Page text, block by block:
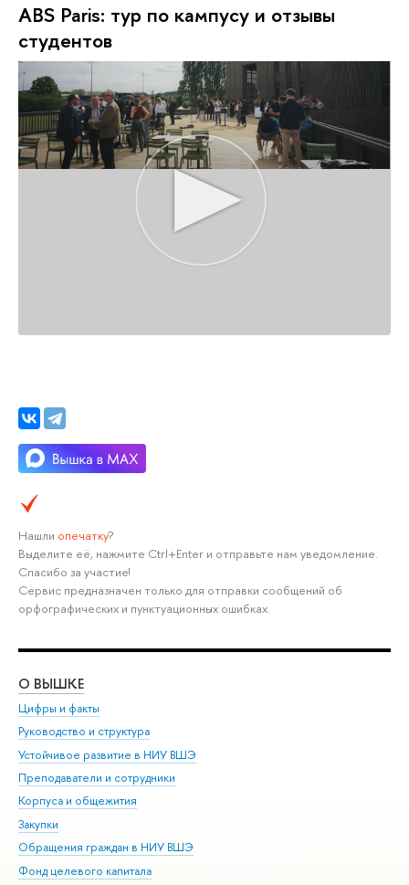
ABS Paris: тур по кампусу и отзывы
студентов
Нашли опечатку?
Выделите её, нажмите Ctrl+Enter и отправьте нам уведомление.
Спасибо за участие!
Сервис предназначен только для отправки сообщений об
орфографических и пунктуационных ошибках.
О ВЫШКЕ
Цифры и факты
Руководство и структура
Устойчивое развитие в НИУ ВШЭ
Преподаватели и сотрудники
Корпуса и общежития
Закупки
Обращения граждан в НИУ ВШЭ
Фонд целевого капитала